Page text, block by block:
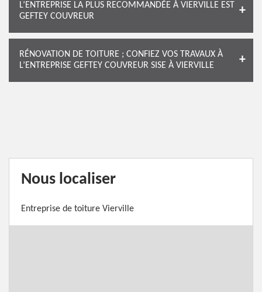
L’ENTREPRISE LA PLUS RECOMMANDÉE À VIERVILLE EST
GEFTEY COUVREUR
RÉNOVATION DE TOITURE ; CONFIEZ VOS TRAVAUX À
L’ENTREPRISE GEFTEY COUVREUR SISE À VIERVILLE
Nous localiser
Entreprise de toiture Vierville